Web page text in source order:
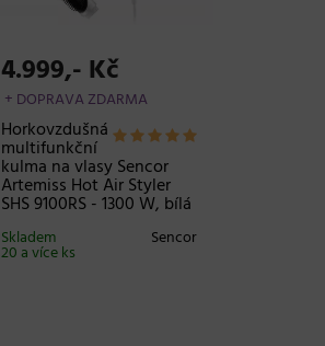
4.999,- Kč
+ DOPRAVA ZDARMA
Horkovzdušná
multifunkční
kulma na vlasy Sencor
Artemiss Hot Air Styler
SHS 9100RS - 1300 W, bílá
Sencor
Skladem
20 a více ks